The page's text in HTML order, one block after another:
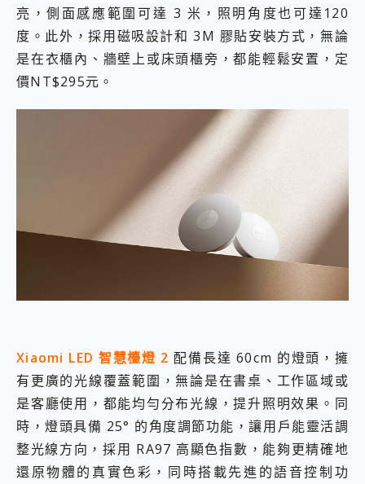
亮，側面感應範圍可達 3 米，照明角度也可達120
度。此外，採用磁吸設計和 3M 膠貼安裝方式，無論
是在衣櫃內、牆壁上或床頭櫃旁，都能輕鬆安置，定
價NT$295元。
Xiaomi LED 智慧檯燈 2 配備長達 60cm 的燈頭，擁
有更廣的光線覆蓋範圍，無論是在書桌、工作區域或
是客廳使用，都能均勻分布光線，提升照明效果。同
時，燈頭具備 25° 的角度調節功能，讓用戶能靈活調
整光線方向，採用 RA97 高顯色指數，能夠更精確地
還原物體的真實色彩，同時搭載先進的語音控制功